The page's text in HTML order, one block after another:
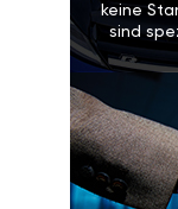
keine
sind